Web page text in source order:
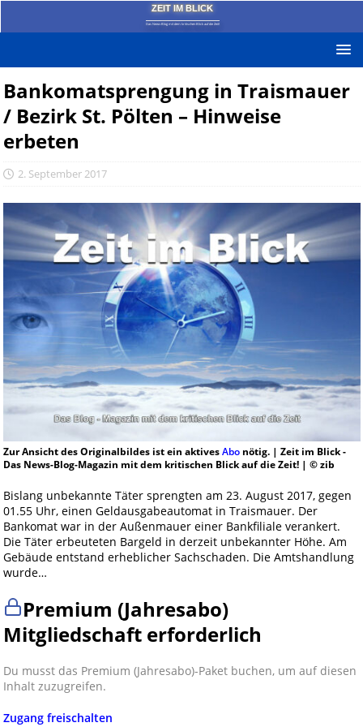
ZEIT IM BLICK
Das News-Blog mit dem kritischen Blick auf die Zeit!
Bankomatsprengung in Traismauer
/ Bezirk St. Pölten – Hinweise
erbeten
2. September 2017
Zur Ansicht des Originalbildes ist ein aktivesAbonötig. | Zeit im Blick -
Das News-Blog-Magazin mit dem kritischen Blick auf die Zeit! | © zib
Bislang unbekannte Täter sprengten am 23. August 2017, gegen
01.55 Uhr, einen Geldausgabeautomat in Traismauer. Der
Bankomat war in der Außenmauer einer Bankfiliale verankert.
Die Täter erbeuteten Bargeld in derzeit unbekannter Höhe. Am
Gebäude entstand erheblicher Sachschaden. Die Amtshandlung
wurde…
Premium (Jahresabo)
Mitgliedschaft erforderlich
Du musst das Premium (Jahresabo)-Paket buchen, um auf diesen
Inhalt zuzugreifen.
Zugang freischalten